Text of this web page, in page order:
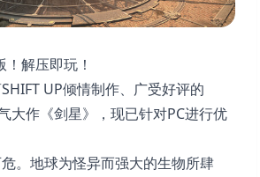
解压即玩！
UP倾情制作、广受好评的
大作《剑星》，现已针对PC进行优
。地球为怪异而强大的生物所肆